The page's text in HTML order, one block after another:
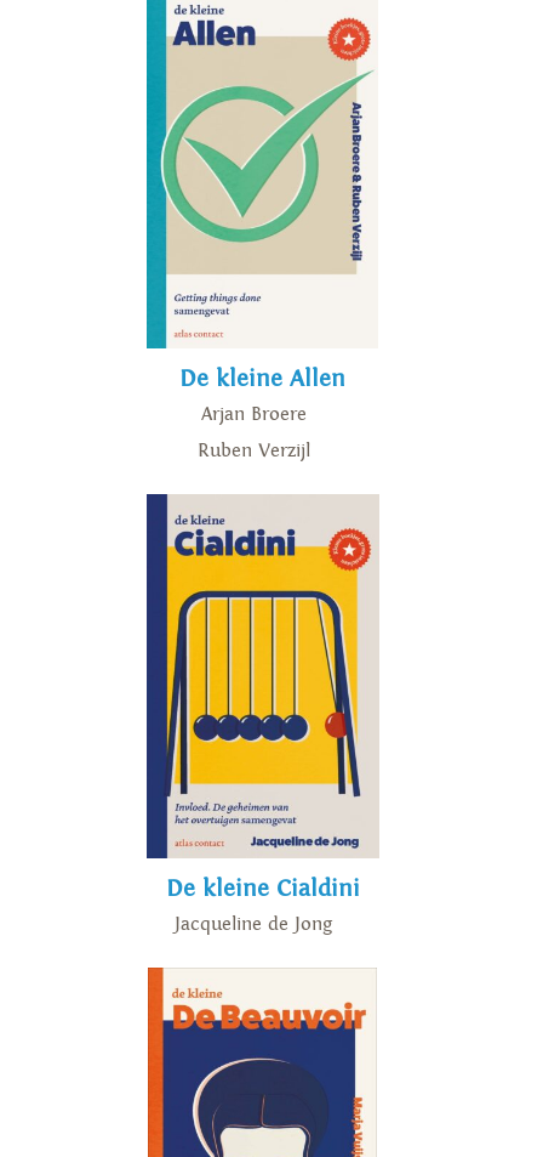
De kleine Allen
Arjan Broere
Ruben Verzijl
De kleine Cialdini
Jacqueline de Jong